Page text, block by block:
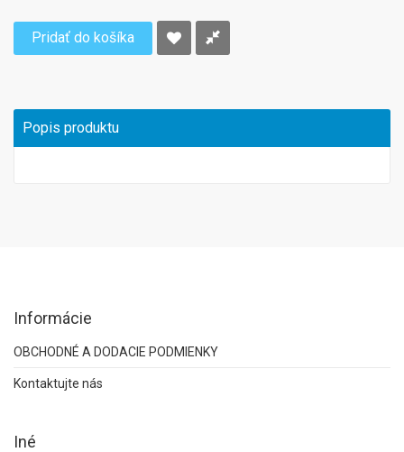
Pridať do košíka
Popis produktu
Informácie
OBCHODNÉ A DODACIE PODMIENKY
Kontaktujte nás
Iné